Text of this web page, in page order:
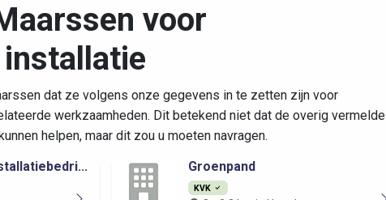
voor
dat ze volgens onze gegevens in te zetten zijn voor
werkzaamheden. Dit betekend niet dat de overig vermelde
helpen, maar dit zou u moeten navragen.
Groenpand
KVK